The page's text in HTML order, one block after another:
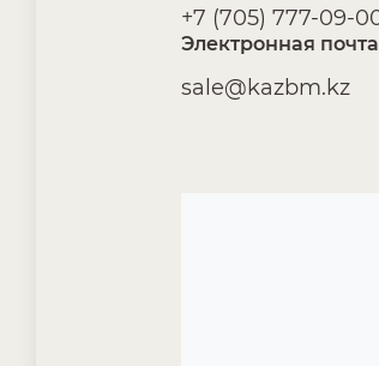
+7 (705) 777-09-
Электронная
sale@kazbm.kz